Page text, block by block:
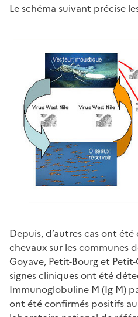
Le schéma suivant précise
Depuis, d’autres cas ont
chevaux sur les communes
Goyave, Petit-Bourg et
signes cliniques ont été
Immunoglobuline M (Ig M)
ont été confirmés positifs